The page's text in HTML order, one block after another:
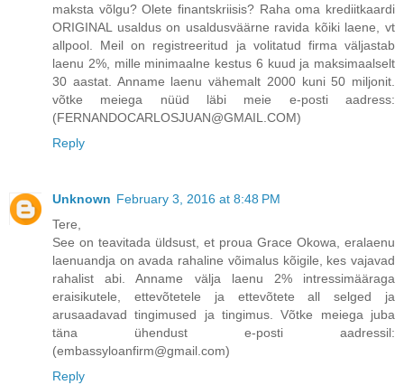
maksta võlgu? Olete finantskriisis? Raha oma krediitkaardi
ORIGINAL usaldus on usaldusväärne ravida kõiki laene, vt
allpool. Meil on registreeritud ja volitatud firma väljastab
laenu 2%, mille minimaalne kestus 6 kuud ja maksimaalselt
30 aastat. Anname laenu vähemalt 2000 kuni 50 miljonit.
võtke meiega nüüd läbi meie e-posti aadress:
(FERNANDOCARLOSJUAN@GMAIL.COM)
Reply
Unknown February 3, 2016 at 8:48 PM
Tere,
See on teavitada üldsust, et proua Grace Okowa, eralaenu
laenuandja on avada rahaline võimalus kõigile, kes vajavad
rahalist abi. Anname välja laenu 2% intressimääraga
eraisikutele, ettevõtetele ja ettevõtete all selged ja
arusaadavad tingimused ja tingimus. Võtke meiega juba
täna ühendust e-posti aadressil:
(embassyloanfirm@gmail.com)
Reply